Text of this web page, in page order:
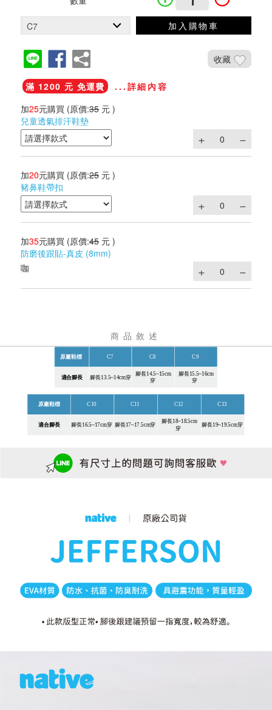
加入購物車
收藏
滿 1200 元 免運費
...詳細內容
加25元購買 (原價:35 元 )
兒童透氣排汗鞋墊
加20元購買 (原價:25 元 )
豬鼻鞋帶扣
加35元購買 (原價:45 元 )
防磨後跟貼-真皮 (8mm)
咖
商品敘述